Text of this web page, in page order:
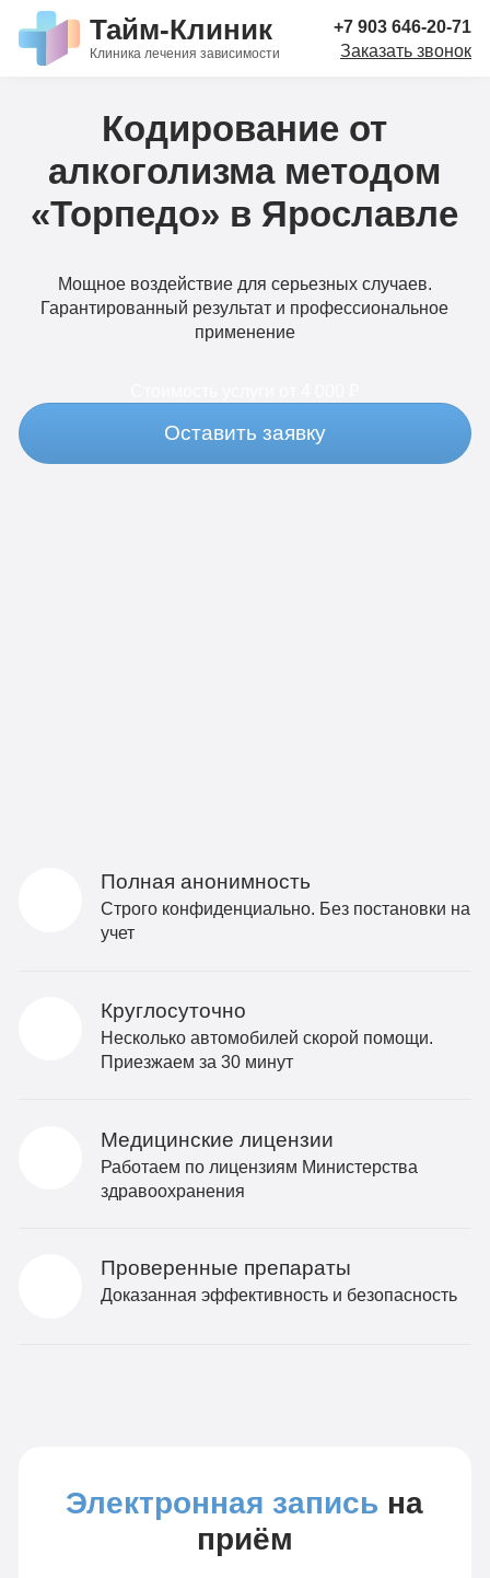
Тайм-Клиник
Клиника лечения зависимости
+7 903 646-20-71
Заказать звонок
Кодирование от
алкоголизма методом
«Торпедо» в Ярославле
Мощное воздействие для серьезных случаев.
Гарантированный результат и профессиональное
применение
Оставить заявку
Полная анонимность
Строго конфиденциально. Без постановки на
учет
Круглосуточно
Несколько автомобилей скорой помощи.
Приезжаем за 30 минут
Медицинские лицензии
Работаем по лицензиям Министерства
здравоохранения
Проверенные препараты
Доказанная эффективность и безопасность
Электронная запись на
приём